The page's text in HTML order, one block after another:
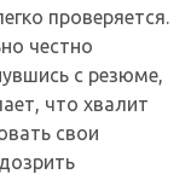
проверяется.
честно
с резюме,
что хвалит
свои